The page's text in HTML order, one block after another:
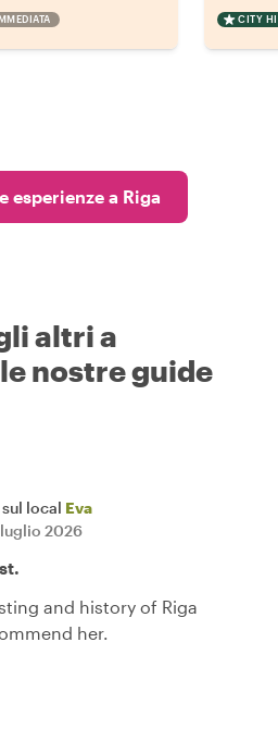
CITY
esperienze a Riga
altri a
nostre guide
local Eva
2026
and history of Riga
her.